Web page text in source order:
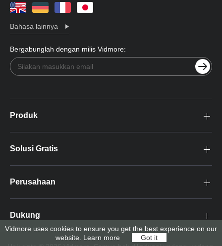
Bahasa lainnya
Bergabunglah dengan milis Vidmore:
Produk
Solusi Gratis
Perusahaan
Dukung
Vidmore uses cookies to ensure you get the best experience on our
website. Learn more Got it